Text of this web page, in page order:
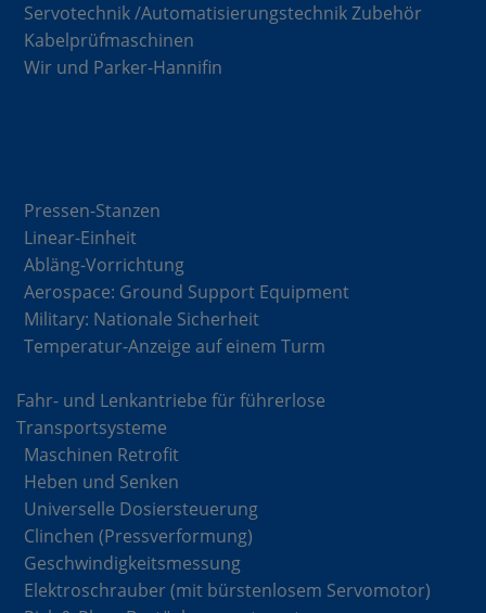
Servotechnik /Automatisierungstechnik Zubehör
Kabelprüfmaschinen
Wir und Parker-Hannifin
Pressen-Stanzen
Linear-Einheit
Abläng-Vorrichtung
Aerospace: Ground Support Equipment
Military: Nationale Sicherheit
Temperatur-Anzeige auf einem Turm
Fahr- und Lenkantriebe für führerlose
Transportsysteme
Maschinen Retrofit
Heben und Senken
Universelle Dosiersteuerung
Clinchen (Pressverformung)
Geschwindigkeitsmessung
Elektroschrauber (mit bürstenlosem Servomotor)